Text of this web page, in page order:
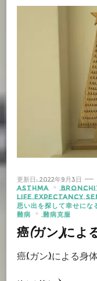
更新日:2022年9月3日
ASTHMA
LIFE EXPECTANCY
思い出を探して幸せにな
難病
難病克服
癌(ガン)によ
癌(ガン)による身